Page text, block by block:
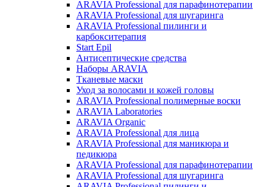
ARAVIA Professional для парафинотерапии
ARAVIA Professional для шугаринга
ARAVIA Professional пилинги и
карбокситерапия
Start Epil
Антисептические средства
Наборы ARAVIA
Тканевые маски
Уход за волосами и кожей головы
ARAVIA Professional полимерные воски
ARAVIA Laboratories
ARAVIA Organic
ARAVIA Professional для лица
ARAVIA Professional для маникюра и
педикюра
ARAVIA Professional для парафинотерапии
ARAVIA Professional для шугаринга